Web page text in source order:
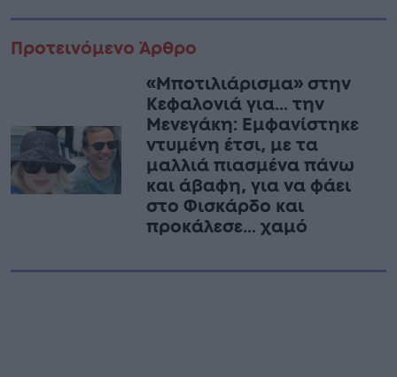
Προτεινόμενο Άρθρο
«Μποτιλιάρισμα» στην
Κεφαλονιά για… την
Μενεγάκη: Εμφανίστηκε
ντυμένη έτσι, με τα
μαλλιά πιασμένα πάνω
και άβαφη, για να φάει
στο Φισκάρδο και
προκάλεσε… χαμό